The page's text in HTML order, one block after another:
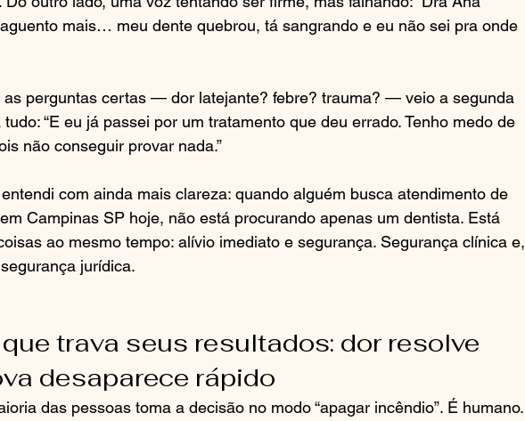
mais… meu dente quebrou, tá sangrando e eu não sei pra onde
as perguntas certas — dor latejante? febre? trauma? — veio a segunda
“E eu já passei por um tratamento que deu errado. Tenho medo de
não conseguir provar nada.”
com ainda mais clareza: quando alguém busca atendimento de
Campinas SP hoje, não está procurando apenas um dentista. Está
ao mesmo tempo: alívio imediato e segurança. Segurança clínica e,
jurídica.
trava seus resultados: dor resolve
desaparece rápido
das pessoas toma a decisão no modo “apagar incêndio”. É humano.